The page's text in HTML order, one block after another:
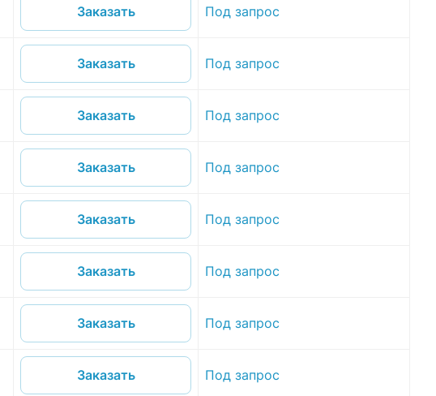
Заказать Под запрос
Заказать Под запрос
Заказать Под запрос
Заказать Под запрос
Заказать Под запрос
Заказать Под запрос
Заказать Под запрос
Заказать Под запрос